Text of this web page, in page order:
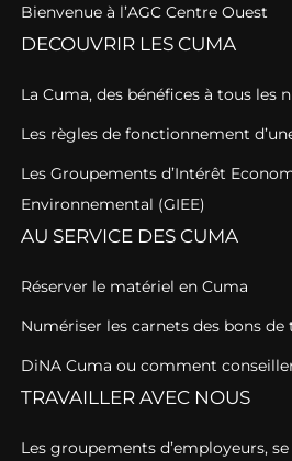
Bienvenue à l’AGC Centre Ouest
DECOUVRIR LES CUMA
La Cuma, des bénéfices à tous les
Les règles de fonctionnement
Les Groupements d’Intérêt
Environnemental (GIEE)
AU SERVICE DES CUMA
Réserver le matériel en Cuma
Numériser les carnets des bons de
DiNA Cuma ou comment
TRAVAILLER AVEC NOUS
Les groupements d’employeurs,